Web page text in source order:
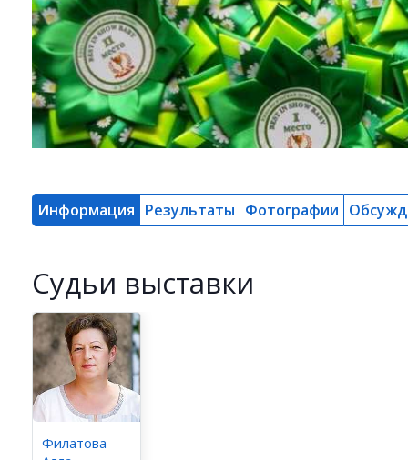
Информация Результаты Фотографии
Cудьи выставки
Филатова